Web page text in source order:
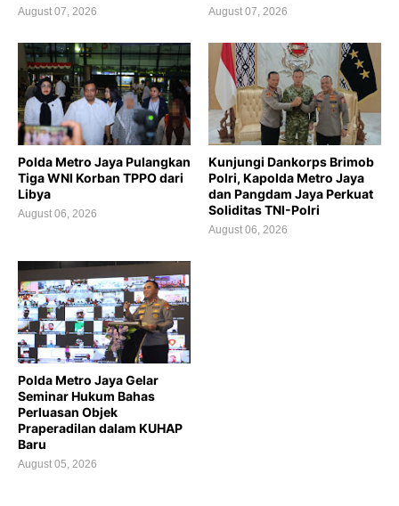
August 07, 2026 August 07, 2026
Polda Metro Jaya Pulangkan
Tiga WNI Korban TPPO dari
Libya
August 06, 2026
Kunjungi Dankorps Brimob
Polri, Kapolda Metro Jaya
dan Pangdam Jaya Perkuat
Soliditas TNI-Polri
August 06, 2026
Polda Metro Jaya Gelar
Seminar Hukum Bahas
Perluasan Objek
Praperadilan dalam KUHAP
Baru
August 05, 2026